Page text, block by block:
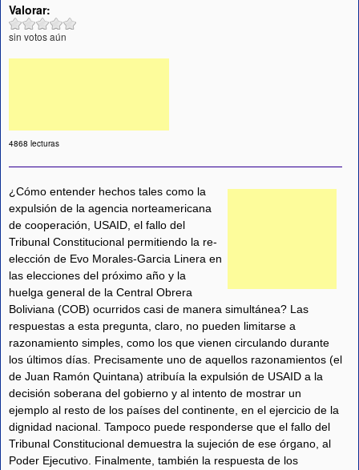
Valorar:
sin votos aún
4868 lecturas
¿Cómo entender hechos tales como la
expulsión de la agencia norteamericana
de cooperación, USAID, el fallo del
Tribunal Constitucional permitiendo la re-
elección de Evo Morales-Garcia Linera en
las elecciones del próximo año y la
huelga general de la Central Obrera
Boliviana (COB) ocurridos casi de manera simultánea? Las
respuestas a esta pregunta, claro, no pueden limitarse a
razonamiento simples, como los que vienen circulando durante
los últimos días. Precisamente uno de aquellos razonamientos (el
de Juan Ramón Quintana) atribuía la expulsión de USAID a la
decisión soberana del gobierno y al intento de mostrar un
ejemplo al resto de los países del continente, en el ejercicio de la
dignidad nacional. Tampoco puede responderse que el fallo del
Tribunal Constitucional demuestra la sujeción de ese órgano, al
Poder Ejecutivo. Finalmente, también la respuesta de los